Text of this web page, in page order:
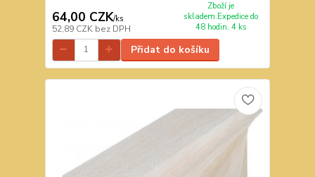
64,00 CZK/ks
52,89 CZK bez DPH
Zboží je
skladem.Expedice do
48 hodin. 4 ks
Přidat do košíku